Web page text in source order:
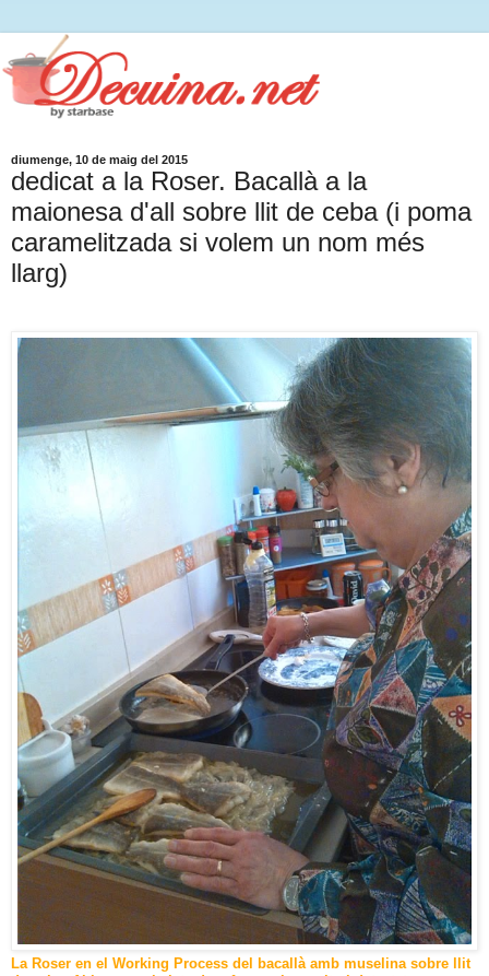
diumenge, 10 de maig del 2015
dedicat a la Roser. Bacallà a la
maionesa d'all sobre llit de ceba (i poma
caramelitzada si volem un nom més
llarg)
La Roser en el Working Process del bacallà amb muselina sobre llit